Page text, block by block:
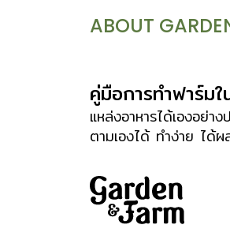
เลี้ยงเดี่ยว และจำแน
(Paphiopedilum) พ
ตามทิวเขาที่มีระดับค
ตามป่าผลัดใบ ส่วน
ตามต้นไ
หวาย
ใหญ่ ค้นพบแล้วปร
ABOUT
คู่มือการทำฟาร์มใ
แหล่งอาหารได้เองอย่
ตามเองได้ ทำง่าย ได้ผ